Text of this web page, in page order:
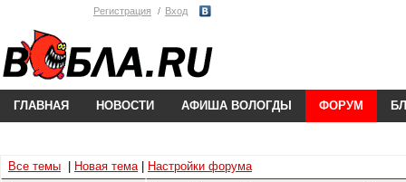
Регистрация Вход
ГЛАВНАЯ НОВОСТИ АФИША ВОЛОГДЫ ФОРУМ
Все темы Новая тема| Настройки форума